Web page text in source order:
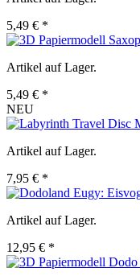
5,49 € *
Artikel auf Lager.
5,49 € *
NEU
Artikel auf Lager.
7,95 € *
Artikel auf Lager.
12,95 € *